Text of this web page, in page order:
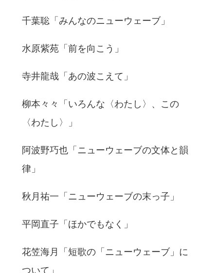
千葉聡「みんなのニューウェーブ」
水原紫苑「前を向こう」
寺井龍哉「あの波こえて」
柳本々々「いろんな〈わたし〉、この
〈わたし〉」
阿波野巧也「ニューウェーブの文体と韻
律」
秋月祐一「ニューウェーブの末っ子」
平岡直子「ほかでもなく」
花笠海月「短歌の「ニューウェーブ」に